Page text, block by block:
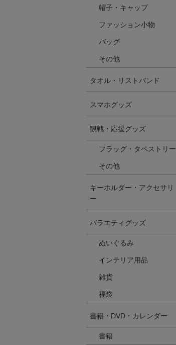
帽子・キャップ
ファッション小物
バッグ
その他
タオル・リストバンド
スマホグッズ
観戦・応援グッズ
フラッグ・タペストリー
その他
キーホルダー・アクセサリ
ー
バラエティグッズ
ぬいぐるみ
インテリア用品
雑貨
福袋
書籍・DVD・カレンダー
書籍